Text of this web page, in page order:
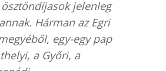
jelenleg
Hárman az Egri
egy-egy pap
a Győri, a